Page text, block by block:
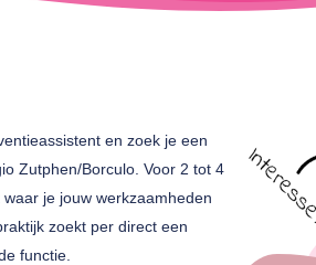
en zoek je een
Zutphen/Borculo. Voor 2 tot 4
je jouw werkzaamheden
zoekt per direct een
functie.